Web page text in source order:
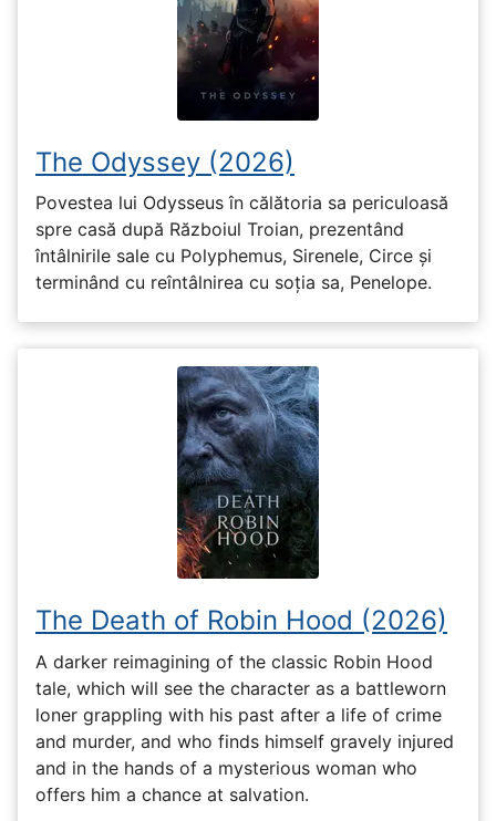
The Odyssey (2026)
Povestea lui Odysseus în călătoria sa periculoasă
spre casă după Războiul Troian, prezentând
întâlnirile sale cu Polyphemus, Sirenele, Circe și
terminând cu reîntâlnirea cu soția sa, Penelope.
The Death of Robin Hood (2026)
A darker reimagining of the classic Robin Hood
tale, which will see the character as a battleworn
loner grappling with his past after a life of crime
and murder, and who finds himself gravely injured
and in the hands of a mysterious woman who
offers him a chance at salvation.